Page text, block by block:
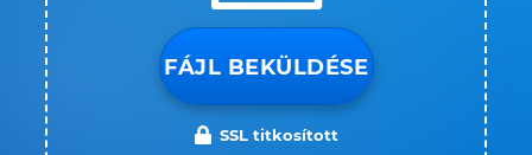
FÁJL BEKÜLDÉSE
SSL titkosított